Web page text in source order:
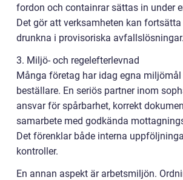
fordon och containrar sättas in under
Det gör att verksamheten kan
drunkna i provisoriska avfallslösningar.
3. Miljö- och regelefterlevnad
Många företag har idag egna miljömål
beställare. En seriös partner inom
ansvar för spårbarhet, korrekt
samarbete med godkända
Det förenklar både interna
kontroller.
En annan aspekt är arbetsmiljön.